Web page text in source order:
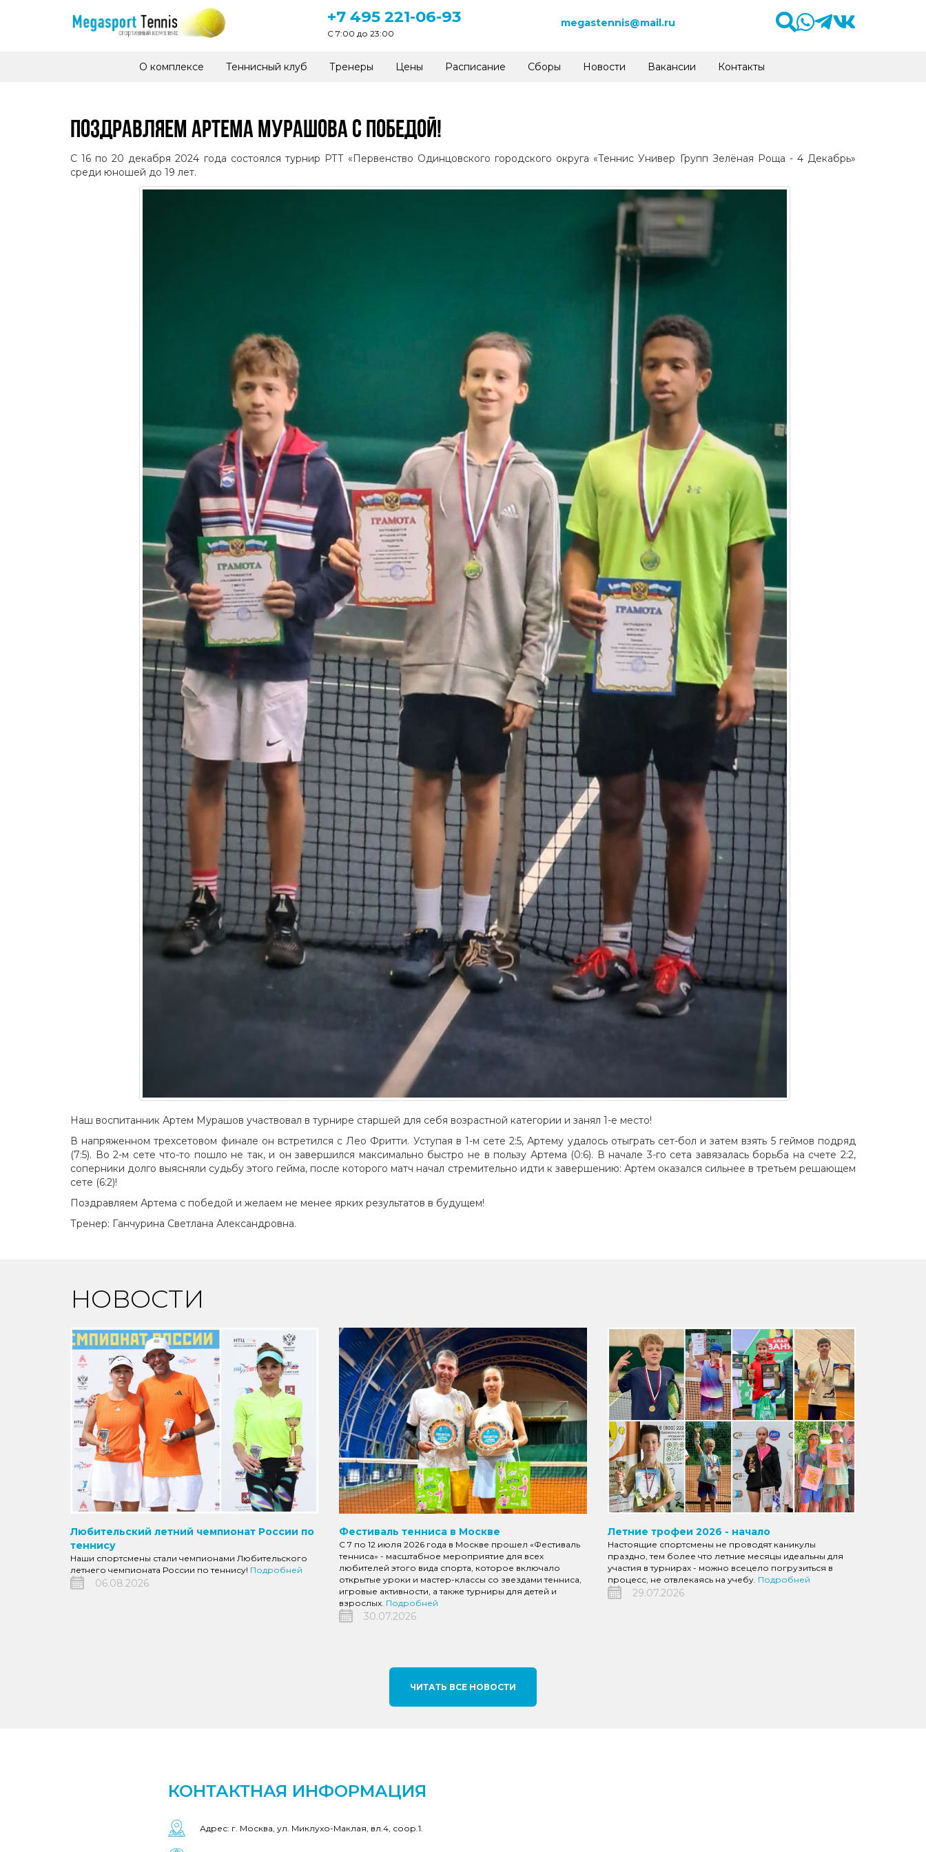
+7 495 221-06-93
C 7:00 до 23:00
megastennis@mail.ru
О комплексе Теннисный клуб Тренеры Цены Расписание Сборы Новости Вакансии Контакты
ПОЗДРАВЛЯЕМ АРТЕМА МУРАШОВА С ПОБЕДОЙ!
С 16 по 20 декабря 2024 года состоялся турнир РТТ «Первенство Одинцовского городского округа «Теннис Универ Групп Зелёная Роща - 4 Декабрь»
среди юношей до 19 лет.
Наш воспитанник Артем Мурашов участвовал в турнире старшей для себя возрастной категории и занял 1-е место!
В напряженном трехсетовом финале он встретился с Лео Фритти. Уступая в 1-м сете 2:5, Артему удалось отыграть сет-бол и затем взять 5 геймов подряд
(7:5). Во 2-м сете что-то пошло не так, и он завершился максимально быстро не в пользу Артема (0:6). В начале 3-го сета завязалась борьба на счете 2:2,
соперники долго выясняли судьбу этого гейма, после которого матч начал стремительно идти к завершению: Артем оказался сильнее в третьем решающем
сете (6:2)!
Поздравляем Артема с победой и желаем не менее ярких результатов в будущем!
Тренер: Ганчурина Светлана Александровна.
НОВОСТИ
Любительский летний чемпионат России по
теннису
Наши спортсмены стали чемпионами Любительского
летнего чемпионата России по теннису! Подробней
06.08.2026
Фестиваль тенниса в Москве
С 7 по 12 июля 2026 года в Москве прошел «Фестиваль
тенниса» - масштабное мероприятие для всех
любителей этого вида спорта, которое включало
открытые уроки и мастер-классы со звездами тенниса,
игровые активности, а также турниры для детей и
взрослых. Подробней
30.07.2026
Летние трофеи 2026 - начало
Настоящие спортсмены не проводят каникулы
праздно, тем более что летние месяцы идеальны для
участия в турнирах - можно всецело погрузиться в
процесс, не отвлекаясь на учебу. Подробней
29.07.2026
ЧИТАТЬ ВСЕ НОВОСТИ
КОНТАКТНАЯ ИНФОРМАЦИЯ
Адрес: г. Москва, ул. Миклухо-Маклая, вл.4, соор.1.